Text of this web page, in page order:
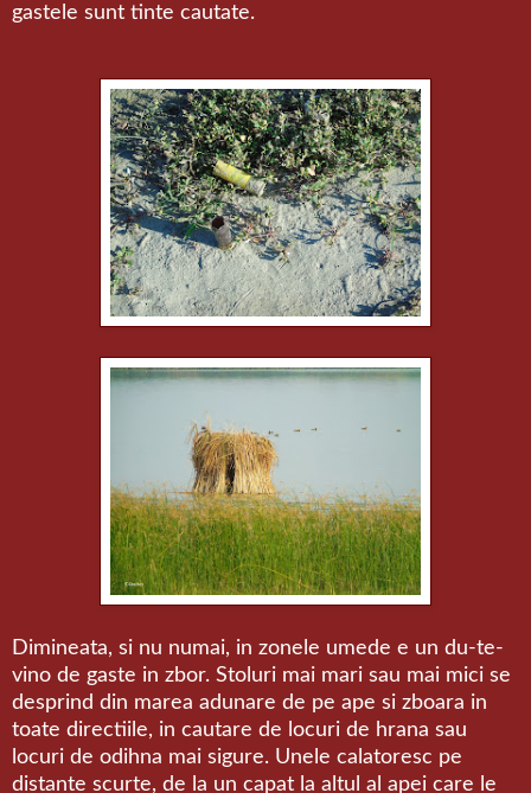
gastele sunt tinte cautate.
Dimineata, si nu numai, in zonele umede e un du-te-
vino de gaste in zbor. Stoluri mai mari sau mai mici se
desprind din marea adunare de pe ape si zboara in
toate directiile, in cautare de locuri de hrana sau
locuri de odihna mai sigure. Unele calatoresc pe
distante scurte, de la un capat la altul al apei care le